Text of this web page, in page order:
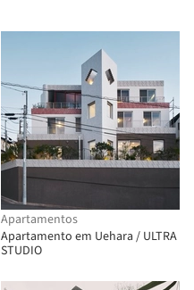
Apartamentos
Apartamento em Uehara / ULTRA
STUDIO